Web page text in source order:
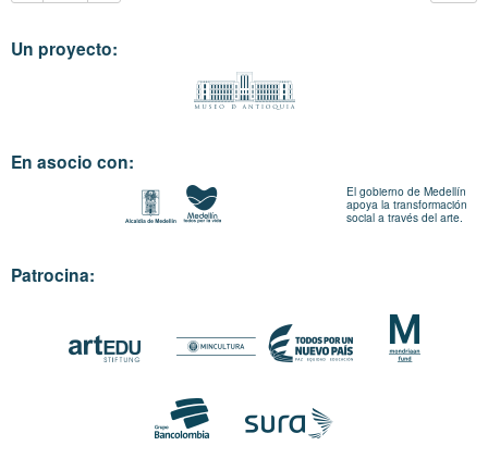
Un proyecto:
En asocio con:
El gobierno de Medellín
apoya la transformación
social a través del arte.
Patrocina: